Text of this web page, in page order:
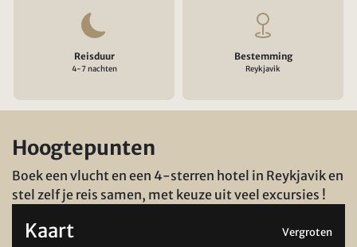
Reisduur
4-7 nachten
Bestemming
Reykjavik
Hoogtepunten
Boek een vlucht en een 4-sterren hotel in Reykjavik en
stel zelf je reis samen, met keuze uit veel excursies !
Kaart Vergroten